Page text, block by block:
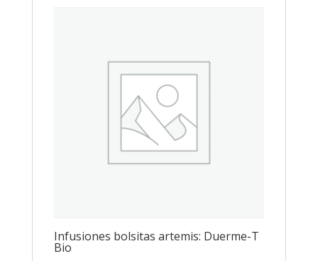
Infusiones bolsitas artemis: Duerme-T
Bio